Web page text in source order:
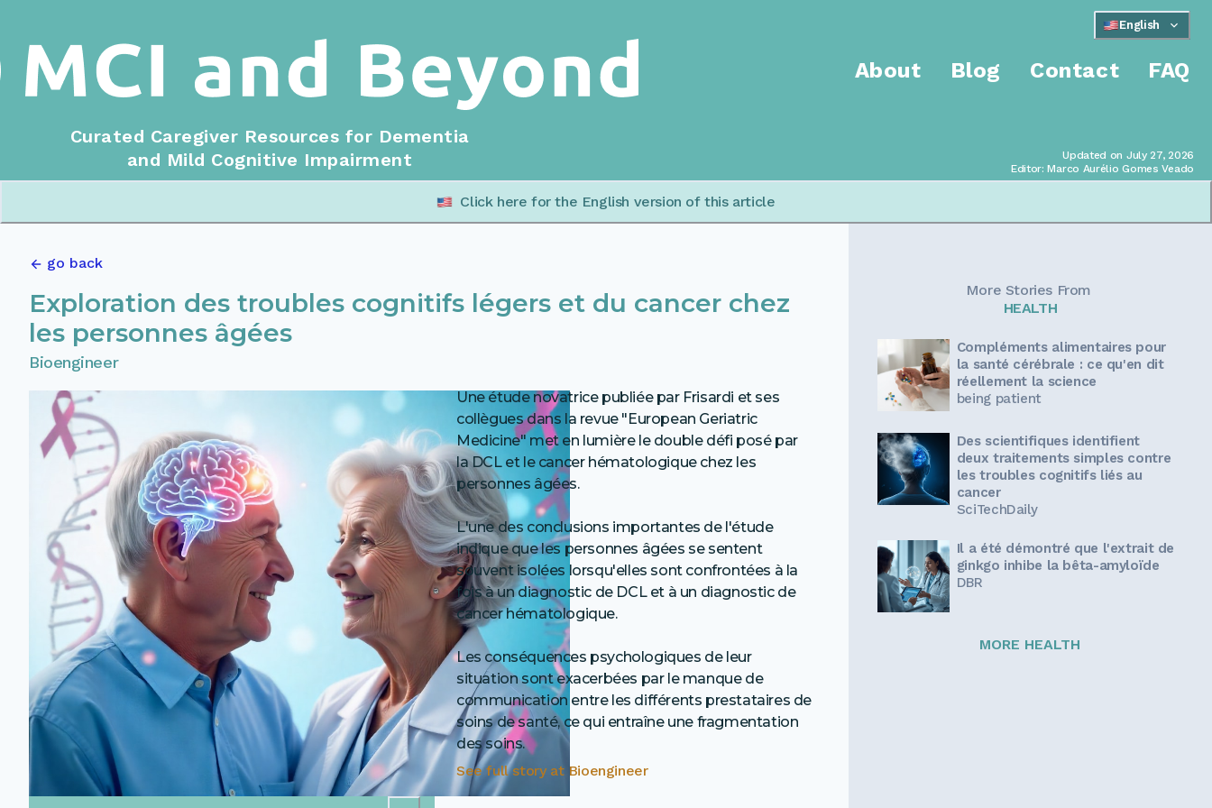
English
Updated on July 27, 2026
Editor: Marco Aurélio Gomes Veado
About Blog Contact FAQ
Curated Caregiver Resources for Dementia
and Mild Cognitive Impairment
Click here for the English version of this article
go back
Exploration des troubles cognitifs légers et du cancer chez
les personnes âgées
Bioengineer
Une étude novatrice publiée par Frisardi et ses
collègues dans la revue "European Geriatric
Medicine" met en lumière le double défi posé par
la DCL et le cancer hématologique chez les
personnes âgées.
L'une des conclusions importantes de l'étude
indique que les personnes âgées se sentent
souvent isolées lorsqu'elles sont confrontées à la
fois à un diagnostic de DCL et à un diagnostic de
cancer hématologique.
Les conséquences psychologiques de leur
situation sont exacerbées par le manque de
communication entre les différents prestataires de
soins de santé, ce qui entraîne une fragmentation
des soins.
See full story atBioengineer
More Stories From
HEALTH
Compléments alimentaires pour
la santé cérébrale : ce qu'en dit
réellement la science
being patient
Des scientifiques identifient
deux traitements simples contre
les troubles cognitifs liés au
cancer
SciTechDaily
Il a été démontré que l'extrait de
ginkgo inhibe la bêta-amyloïde
DBR
MORE HEALTH